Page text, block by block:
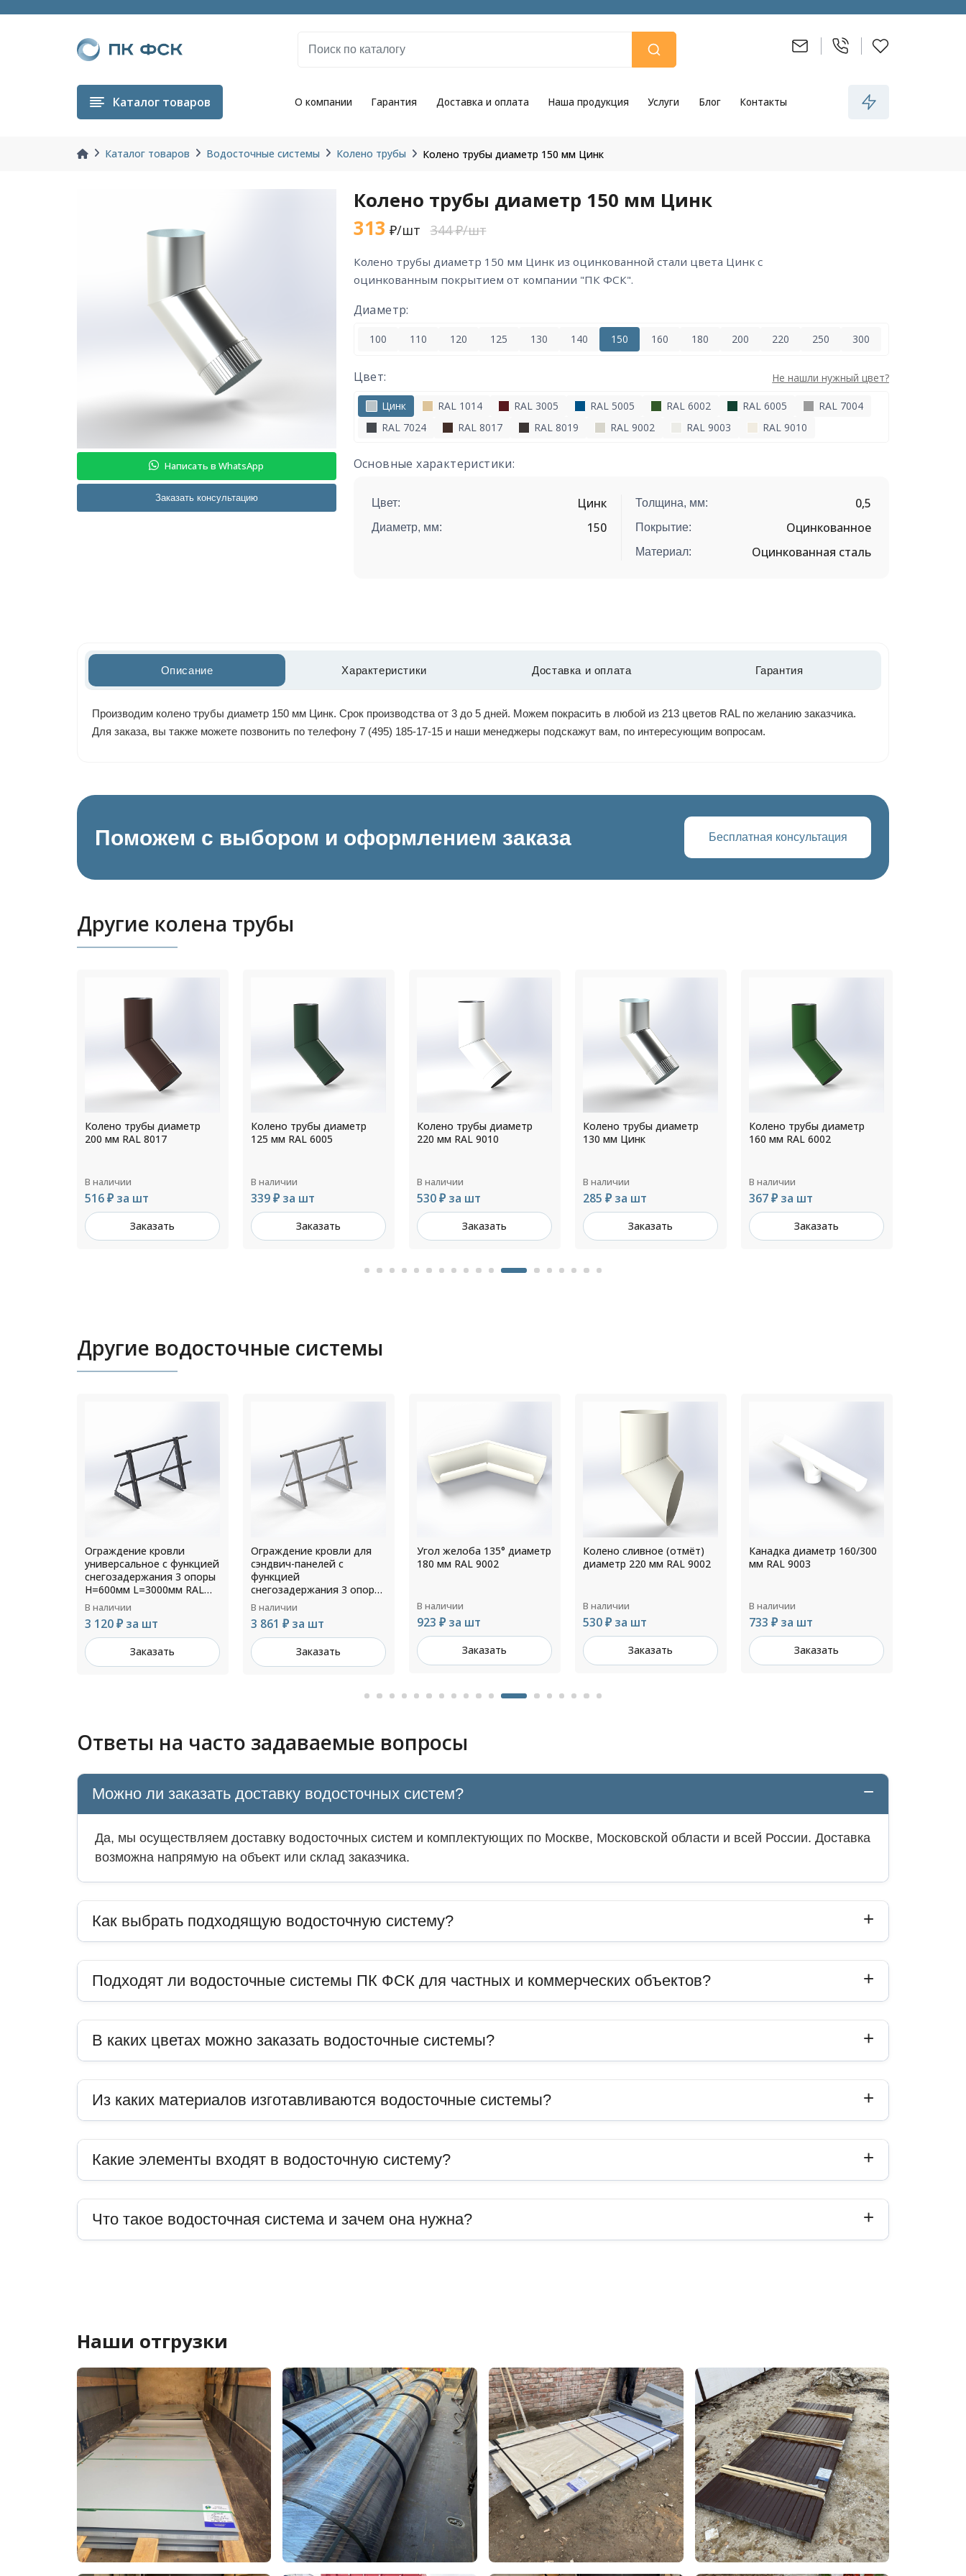
Каталог товаров О компании Гарантия Доставка и оплата Наша продукция Услуги Блог Контакты
Каталог товаров Водосточные системы Колено трубы Колено трубы диаметр 150 мм Цинк
Написать в WhatsApp
Заказать консультацию
Колено трубы диаметр 150 мм Цинк
313 ₽/шт 344 ₽/шт
колено трубы диаметр 150 мм Цинк из оцинкованной стали цвета Цинк с
оцинкованным покрытием от компании "ПК ФСК".
Диаметр:
100 110 120 125 130 140 150 160 180 200 220 250 300
Цвет: Не нашли нужный цвет?
Цинк RAL 1014 RAL 3005 RAL 5005 RAL 6002 RAL 6005
RAL 7004
RAL 7024
RAL 8017 RAL 8019 RAL 9002 RAL 9003 RAL 9010
Основные характеристики:
Цвет: Цинк
Диаметр, мм: 150
Толщина, мм: 0,5
Покрытие: Оцинкованное
Материал: Оцинкованная сталь
Описание Характеристики Доставка и оплата Гарантия
Производим колено трубы диаметр 150 мм Цинк. Срок производства от 3 до 5 дней. Можем покрасить в любой из 213 цветов RAL по желанию заказчика.
Для заказа, вы также можете позвонить по телефону 7 (495) 185-17-15 и наши менеджеры подскажут вам, по интересующим вопросам.
Поможем с выбором и оформлением заказа Бесплатная консультация
Другие колена трубы
Колено трубы диаметр
125 мм RAL 6005
В наличии
339 ₽ за шт
Заказать
Колено трубы диаметр
220 мм RAL 9010
В наличии
530 ₽ за шт
Заказать
Колено трубы диаметр
130 мм Цинк
В наличии
285 ₽ за шт
Заказать
Колено трубы диаметр
160 мм RAL 6002
В наличии
367 ₽ за шт
Заказать
Колено трубы диаметр
216 мм RAL 7024
В наличии
528 ₽ за шт
Заказать
Другие водосточные системы
Ограждение кровли для
сэндвич-панелей с
функцией
снегозадержания 3 опоры
H=900мм L=3000мм RAL
7004
В наличии
3 861 ₽ за шт
Заказать
Угол желоба 135° диаметр
180 мм RAL 9002
В наличии
923 ₽ за шт
Заказать
Колено сливное (отмёт)
диаметр 220 мм RAL 9002
В наличии
530 ₽ за шт
Заказать
Канадка диаметр 160/300
мм RAL 9003
В наличии
733 ₽ за шт
Заказать
Крепление желоба
диаметр 200 мм L=200мм
В наличии
180 ₽ за шт
Заказать
Ответы на часто задаваемые вопросы
Можно ли заказать доставку водосточных систем?
Да, мы осуществляем доставку водосточных систем и комплектующих по Москве, Московской области и всей России. Доставка
возможна напрямую на объект или склад заказчика.
Как выбрать подходящую водосточную систему?
Подходят ли водосточные системы ПК ФСК для частных и коммерческих объектов?
В каких цветах можно заказать водосточные системы?
Из каких материалов изготавливаются водосточные системы?
Какие элементы входят в водосточную систему?
Что такое водосточная система и зачем она нужна?
Наши отгрузки